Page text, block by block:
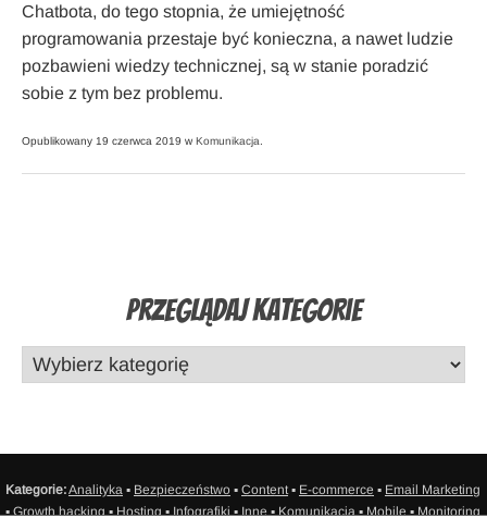
Chatbota, do tego stopnia, że umiejętność
programowania przestaje być konieczna, a nawet ludzie
pozbawieni wiedzy technicznej, są w stanie poradzić
sobie z tym bez problemu.
Opublikowany 19 czerwca 2019 w Komunikacja
Przeglądaj Kategorie
Kategorie:Analityka ▪ Bezpieczeństwo ▪ Content▪ E-commerce ▪ Email Marketing
▪Growth hacking▪Hosting▪Infografiki▪Inne▪Komunikacja▪Mobile▪Monitoring